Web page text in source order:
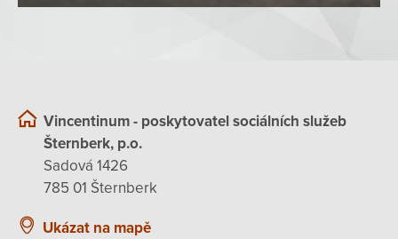
Vincentinum - poskytovatel sociálních služeb
Šternberk, p.o.
Sadová 1426
785 01 Šternberk
Ukázat na mapě